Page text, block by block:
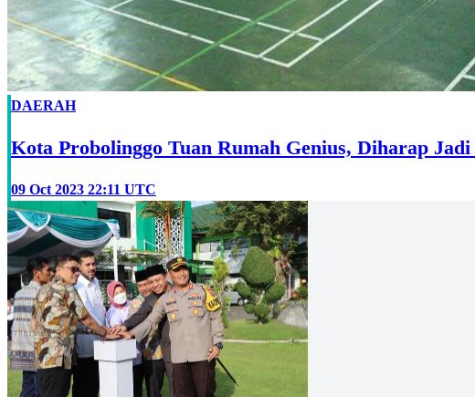
DAERAH
Kota Probolinggo Tuan Rumah Genius, Diharap
09 Oct 2023 22:11 UTC